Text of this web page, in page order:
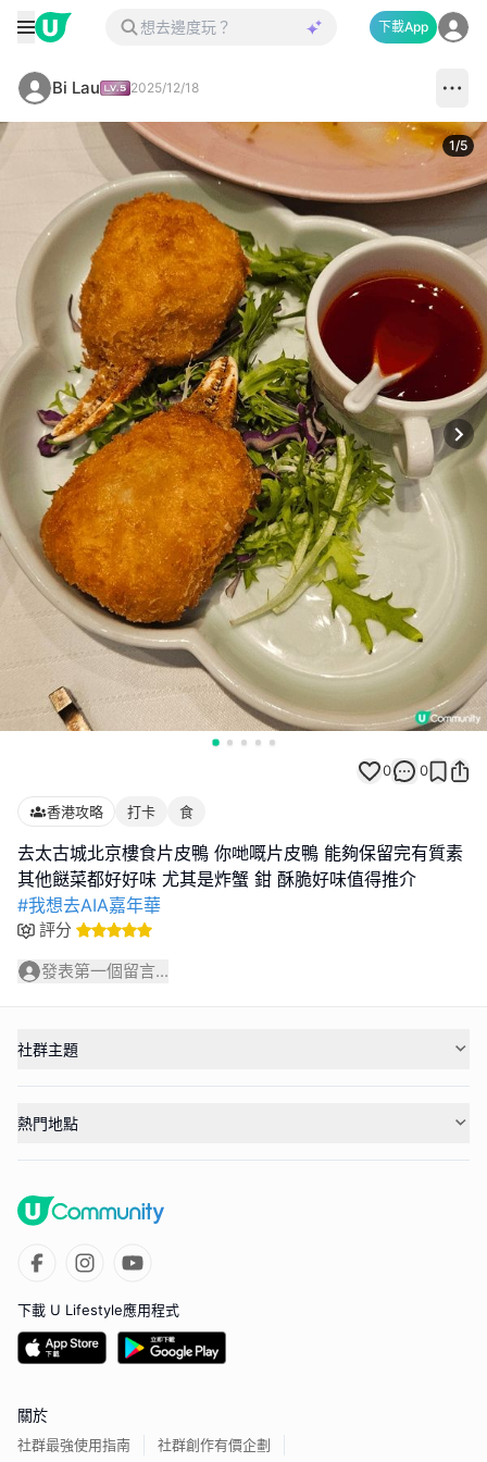
下載App
Bi Lau 2025/12/18
1/5
0 0
香港攻略 打卡 食
去太古城北京樓食片皮鴨 你哋嘅片皮鴨 能夠保留完有質素
#我想去AIA嘉年華
評分
發表第一個留言...
社群主題
熱門地點
下載 U Lifestyle應用程式
關於
社群最強使用指南 社群創作有價企劃